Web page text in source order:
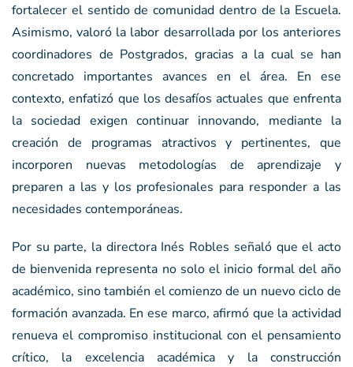
fortalecer el sentido de comunidad dentro de la Escuela.
Asimismo, valoró la labor desarrollada por los anteriores
coordinadores de Postgrados, gracias a la cual se han
concretado importantes avances en el área. En ese
contexto, enfatizó que los desafíos actuales que enfrenta
la sociedad exigen continuar innovando, mediante la
creación de programas atractivos y pertinentes, que
incorporen nuevas metodologías de aprendizaje y
preparen a las y los profesionales para responder a las
necesidades contemporáneas.
Por su parte, la directora Inés Robles señaló que el acto
de bienvenida representa no solo el inicio formal del año
académico, sino también el comienzo de un nuevo ciclo de
formación avanzada. En ese marco, afirmó que la actividad
renueva el compromiso institucional con el pensamiento
crítico, la excelencia académica y la construcción